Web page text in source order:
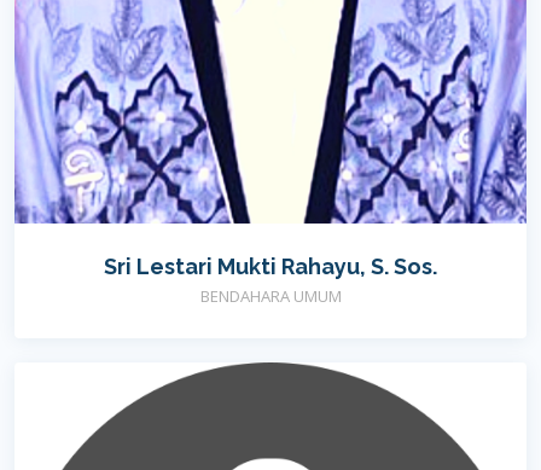
Sri Lestari Mukti Rahayu, S. Sos.
BENDAHARA UMUM